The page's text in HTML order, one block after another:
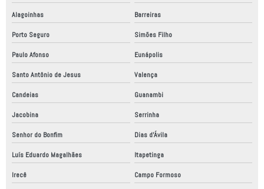
Alagoinhas Barreiras
Porto Seguro Simões Filho
Paulo Afonso Eunápolis
Santo Antônio de Jesus Valença
Candeias Guanambi
Jacobina Serrinha
Senhor do Bonfim Dias d'Ávila
Luís Eduardo Magalhães Itapetinga
Irecê Campo Formoso